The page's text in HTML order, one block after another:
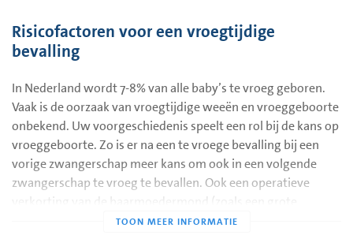
Risicofactoren voor een vroegtijdige
bevalling
In Nederland wordt 7-8% van alle baby’s te vroeg geboren.
Vaak is de oorzaak van vroegtijdige weeën en vroeggeboorte
onbekend. Uw voorgeschiedenis speelt een rol bij de kans op
vroeggeboorte. Zo is er na een te vroege bevalling bij een
vorige zwangerschap meer kans om ook in een volgende
zwangerschap te vroeg te bevallen. Ook een operatieve
verkorting van de baarmoedermond (zoals een grote
conisatie) kan een rol spelen. Andere oorzaken kunnen te